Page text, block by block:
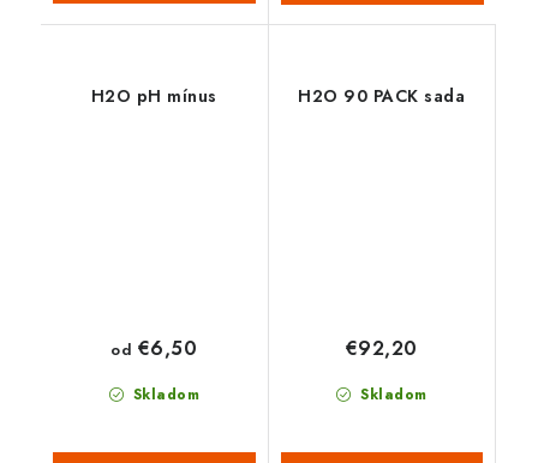
H2O pH mínus
Skladom
od €6,50
H2O 90 PACK sada
Skladom
€92,20